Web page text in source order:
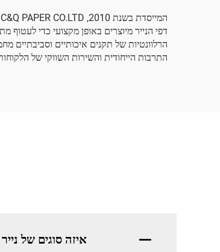
דפי הנייר מיוצרים באופן מקצועי כדי לעטוף
הרלוונטיות של תקנים איכותיים וסביבתיים
התרבות הייחודית והשירות השווקי של
איזה סוגים של